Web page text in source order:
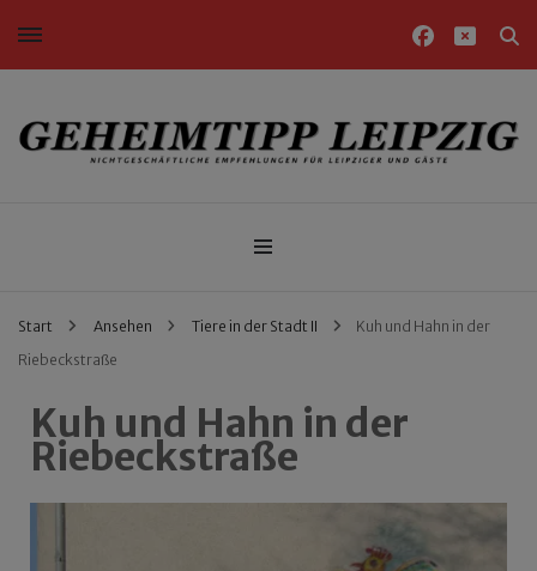
Nichtgeschäftliche Empfehlungen für Leipziger und Gäste
Start Ansehen Tiere in der Stadt II
Kuh und Hahn in der
Riebeckstraße
Kuh und Hahn in der
Riebeckstraße